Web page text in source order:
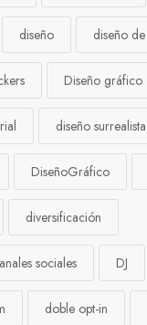
diseño diseño
Diseño gráfico
diseño surrealista
DiseñoGráfico
diversificación
sociales DJ
doble opt-in